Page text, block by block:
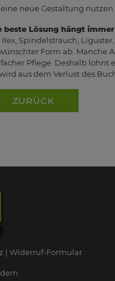
neue Gestaltung nutzen.
beste Lösung hängt
Ilex, Spindelstrauch,
Form ab. Manche
Pflege. Deshalb lohnt
wird aus dem Verlust des
ZURÜCK
Widerruf-Formular